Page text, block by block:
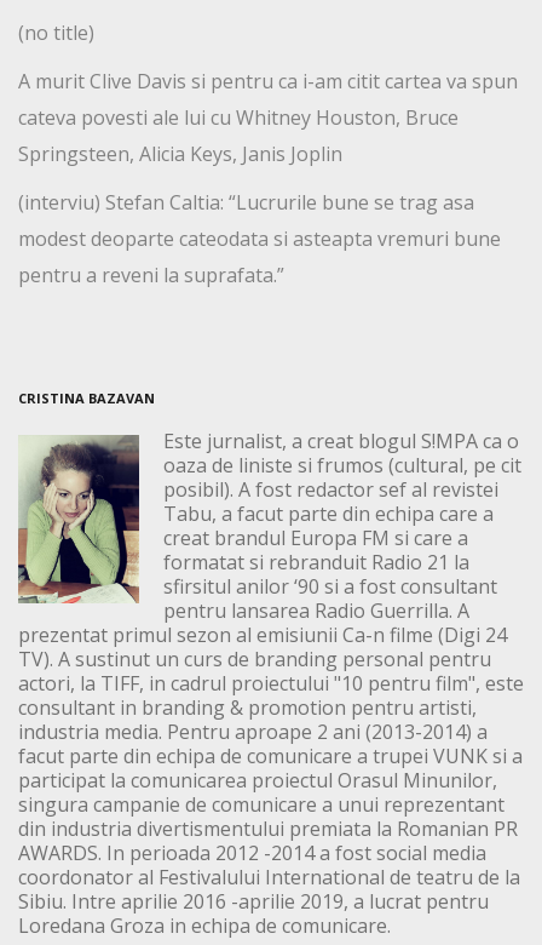
(no title)
A murit Clive Davis si pentru ca i-am citit cartea va spun
cateva povesti ale lui cu Whitney Houston, Bruce
Springsteen, Alicia Keys, Janis Joplin
(interviu) Stefan Caltia: “Lucrurile bune se trag asa
modest deoparte cateodata si asteapta vremuri bune
pentru a reveni la suprafata.”
CRISTINA BAZAVAN
Este jurnalist, a creat blogul S!MPA ca o
oaza de liniste si frumos (cultural, pe cit
posibil). A fost redactor sef al revistei
Tabu, a facut parte din echipa care a
creat brandul Europa FM si care a
formatat si rebranduit Radio 21 la
sfirsitul anilor ‘90 si a fost consultant
pentru lansarea Radio Guerrilla. A
prezentat primul sezon al emisiunii Ca-n filme (Digi 24
TV). A sustinut un curs de branding personal pentru
actori, la TIFF, in cadrul proiectului "10 pentru film", este
consultant in branding & promotion pentru artisti,
industria media. Pentru aproape 2 ani (2013-2014) a
facut parte din echipa de comunicare a trupei VUNK si a
participat la comunicarea proiectul Orasul Minunilor,
singura campanie de comunicare a unui reprezentant
din industria divertismentului premiata la Romanian PR
AWARDS. In perioada 2012 -2014 a fost social media
coordonator al Festivalului International de teatru de la
Sibiu. Intre aprilie 2016 -aprilie 2019, a lucrat pentru
Loredana Groza in echipa de comunicare.